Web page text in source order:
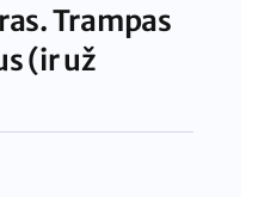
Trampas
(ir už